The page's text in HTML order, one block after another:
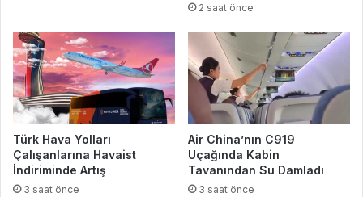
2 saat önce
Türk Hava Yolları
Çalışanlarına Havaist
İndiriminde Artış
3 saat önce
Air China’nın C919
Uçağında Kabin
Tavanından Su Damladı
3 saat önce